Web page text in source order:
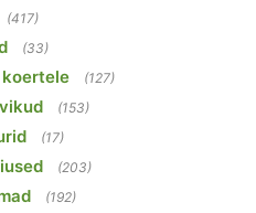
(417)
(33)
koertele (127)
(153)
(17)
(203)
(192)